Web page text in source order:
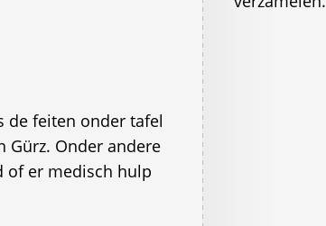
de feiten onder tafel
Gürz. Onder andere
of er medisch hulp